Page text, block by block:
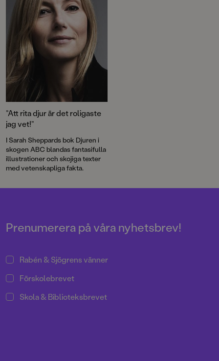
”Att rita djur är det roligaste
jag vet!”
I Sarah Sheppards bok Djuren i
skogen ABC blandas fantasifulla
illustrationer och skojiga texter
med vetenskapliga fakta.
Prenumerera på våra nyhetsbrev!
Rabén & Sjögrens vänner
Förskolebrevet
Skola & Biblioteksbrevet